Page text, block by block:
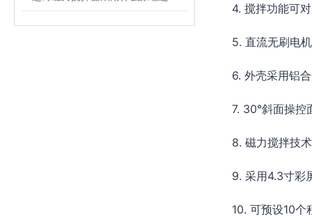
4. 搅拌功能可对
5. 直流无刷电
6. 外壳采用铝
7. 30°斜面操控
8. 磁力搅拌技
9. 采用4.3寸彩
10. 可预设10个